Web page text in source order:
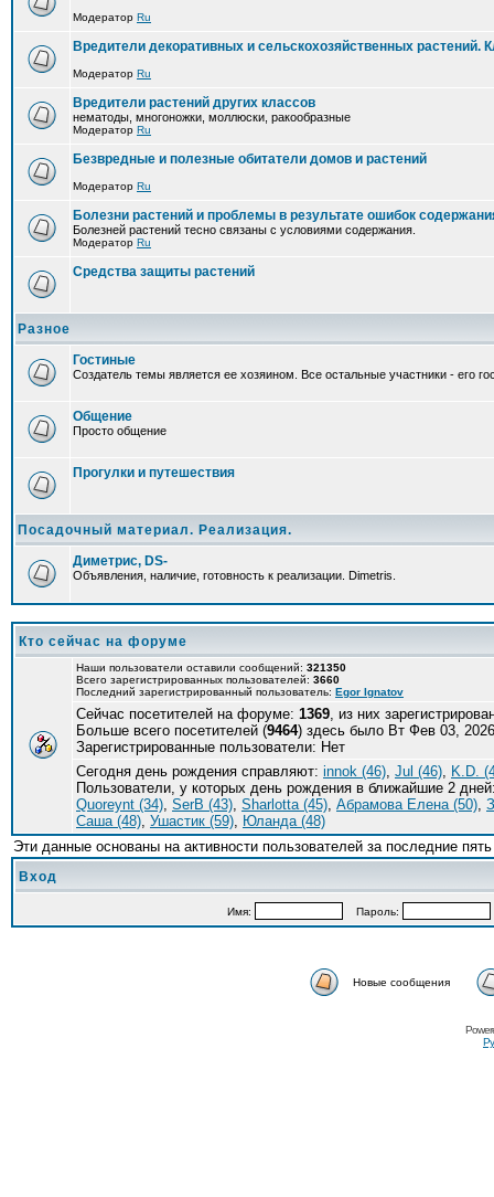
Модератор Ru
Вредители декоративных и сельскохозяйственных растений.
Модератор Ru
Вредители растений других классов
нематоды, многоножки, моллюски, ракообразные
Модератор Ru
Безвредные и полезные обитатели домов и растений
Модератор Ru
Болезни растений и проблемы в результате ошибок
Болезней растений тесно связаны с условиями содержания.
Модератор Ru
Средства защиты растений
Разное
Гостиные
Создатель темы является ее хозяином. Все остальные участники - его
Общение
Просто общение
Прогулки и путешествия
Посадочный материал. Реализация.
Диметрис, DS-
Объявления, наличие, готовность к реализации. Dimetris.
Кто сейчас на форуме
Наши пользователи оставили сообщений: 321350
Всего зарегистрированных пользователей: 3660
Последний зарегистрированный пользователь: Egor Ignatov
Сейчас посетителей на форуме: 1369, из них
Больше всего посетителей (9464) здесь было Вт Фев 03,
Зарегистрированные пользователи: Нет
Сегодня день рождения справляют: innok (46), Jul (46), K.D.
Пользователи, у которых день рождения в ближайшие 2
Quoreynt (34), SerB (43), Sharlotta (45), Абрамова Елена (50),
Саша (48), Ушастик (59), Юланда (48)
Эти данные основаны на активности пользователей за последние
Вход
Имя: Пароль:
Новые сообщения